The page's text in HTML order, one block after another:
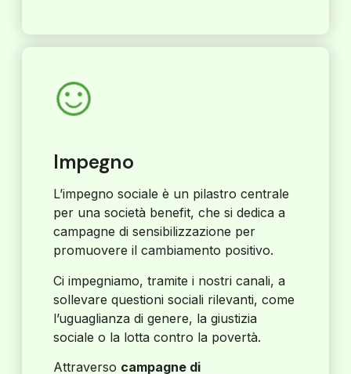
Impegno
L’impegno sociale è un pilastro centrale
per una società benefit, che si dedica a
campagne di sensibilizzazione per
promuovere il cambiamento positivo.
Ci impegniamo, tramite i nostri canali, a
sollevare questioni sociali rilevanti, come
l’uguaglianza di genere, la giustizia
sociale o la lotta contro la povertà.
Attraverso campagne di